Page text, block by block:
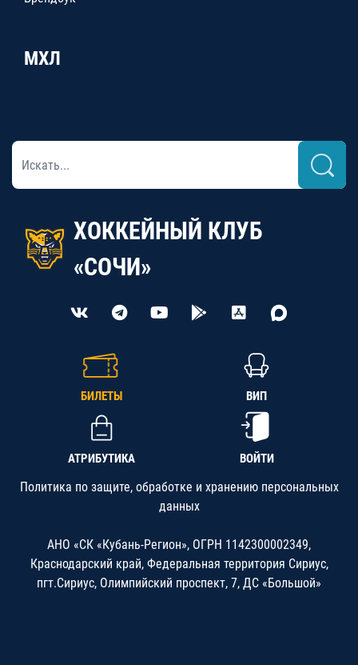
МХЛ
ХОККЕЙНЫЙ КЛУБ
«СОЧИ»
БИЛЕТЫ ВИП
АТРИБУТИКА ВОЙТИ
Политика по защите, обработке и хранению персональных
данных
АНО «СК «Кубань-Регион», ОГРН 1142300002349,
Краснодарский край, Федеральная территория Сириус,
пгт.Сириус, Олимпийский проспект, 7, ДС «Большой»